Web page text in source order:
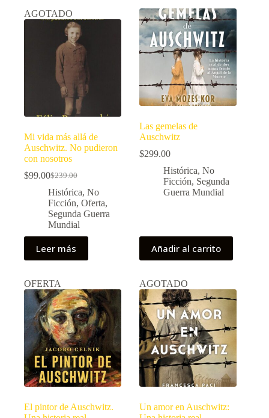
AGOTADO
Mi vida más allá de
Auschwitz. No pudieron
con nosotros
$239.00
El
precio
original
era:
$239.00.
$99.00El
precio
actual
es:
$99.00.
Histórica, No
Ficción, Oferta,
Segunda Guerra
Mundial
Leer más
Las gemelas de
Auschwitz
$299.00
Histórica,No
Ficción, Segunda
Guerra Mundial
Añadir al carrito
OFERTA
El pintor de Auschwitz.
AGOTADO
Un amor en Auschwitz: